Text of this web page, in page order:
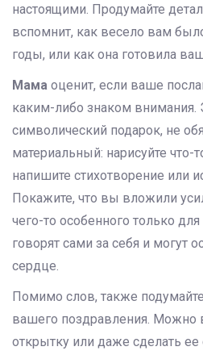
настоящими. Продумайте
вспомнит, как весело вам
годы, или как она готовила
Мама оценит, если ваше
каким-либо знаком
символический подарок, не
материальный: нарисуйте что-
напишите стихотворение или
Покажите, что вы вложили
чего-то особенного только
говорят сами за себя и могут
сердце.
Помимо слов, также
вашего поздравления. Можно
открытку или даже сделать ее